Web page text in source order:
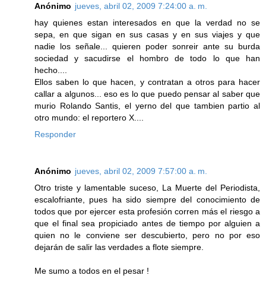
Anónimo jueves, abril 02, 2009 7:24:00 a. m.
hay quienes estan interesados en que la verdad no se
sepa, en que sigan en sus casas y en sus viajes y que
nadie los señale... quieren poder sonreir ante su burda
sociedad y sacudirse el hombro de todo lo que han
hecho....
Ellos saben lo que hacen, y contratan a otros para hacer
callar a algunos... eso es lo que puedo pensar al saber que
murio Rolando Santis, el yerno del que tambien partio al
otro mundo: el reportero X....
Responder
Anónimo jueves, abril 02, 2009 7:57:00 a. m.
Otro triste y lamentable suceso, La Muerte del Periodista,
escalofriante, pues ha sido siempre del conocimiento de
todos que por ejercer esta profesión corren más el riesgo a
que el final sea propiciado antes de tiempo por alguien a
quien no le conviene ser descubierto, pero no por eso
dejarán de salir las verdades a flote siempre.
Me sumo a todos en el pesar !